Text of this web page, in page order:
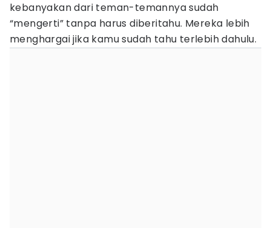
kebanyakan dari teman-temannya sudah
“mengerti” tanpa harus diberitahu. Mereka lebih
menghargai jika kamu sudah tahu terlebih dahulu.